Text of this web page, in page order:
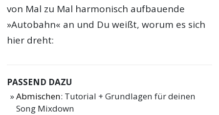
von Mal zu Mal harmonisch aufbauende
»Autobahn« an und Du weißt, worum es sich
hier dreht:
PASSEND DAZU
Abmischen: Tutorial + Grundlagen für deinen
Song Mixdown